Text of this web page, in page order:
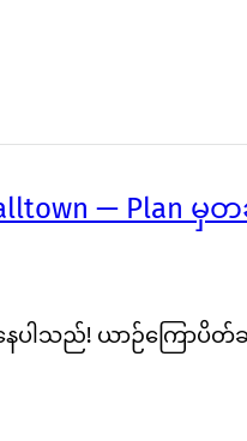
— Plan
ေပါသည်! ယာဉ်ကြောပိတ်